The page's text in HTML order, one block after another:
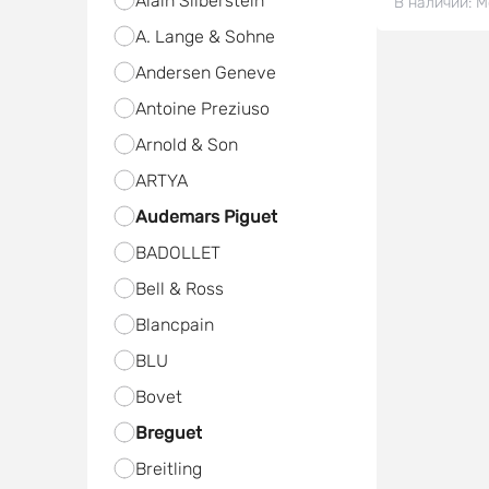
A. Lange & Sohne
Andersen Geneve
Antoine Preziuso
Arnold & Son
ARTYA
Audemars Piguet
BADOLLET
Bell & Ross
Blancpain
BLU
Bovet
Breguet
Breitling